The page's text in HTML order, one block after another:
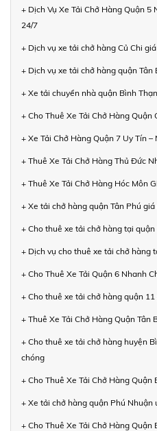
+ Dịch Vụ Xe Tải Chở Hàng Quận 5
24/7
+ Dịch vụ xe tải chở hàng Củ Chi
+ Dịch vụ xe tải chở hàng quận
+ Xe tải chuyển nhà quận Bình
+ Cho Thuê Xe Tải Chở Hàng Quận
+ Xe Tải Chở Hàng Quận 7 Uy Tín –
+ Thuê Xe Tải Chở Hàng Thủ Đức
+ Thuê Xe Tải Chở Hàng Hóc Môn
+ Xe tải chở hàng quận Tân Phú
+ Cho thuê xe tải chở hàng tại
+ Dịch vụ cho thuê xe tải chở hàng
+ Cho Thuê Xe Tải Quận 6 Nhanh
+ Cho thuê xe tải chở hàng quận
+ Thuê Xe Tải Chở Hàng Quận Tân
+ Cho thuê xe tải chở hàng huyện
chóng
+ Cho Thuê Xe Tải Chở Hàng Quận
+ Xe tải chở hàng quận Phú Nhuận
+ Cho Thuê Xe Tải Chở Hàng Quận